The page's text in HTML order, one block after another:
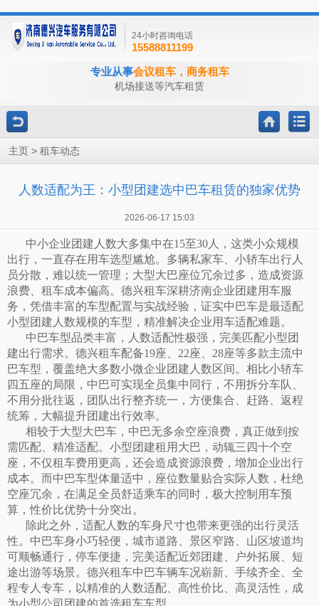
24小时咨询电话
15588811199
专业从事会议租车，商务租车
机场接送等汽车租赁
主页 > 租车动态
人数适配为王：小型团建选中巴车租赁的独家优势
2026-06-17 15:03
中小企业团建人数大多集中在15至30人，这类小众规模
出行，一直存在用车选型尴尬。多辆私家车、小轿车出行人
员分散，难以统一管理；大型大巴座位冗余过多，造成资源
浪费、租车成本偏高。德兴租车深耕济南企业团建用车服
务，凭借丰富的车型配置与实战经验，证实中巴车是最适配
小型团建人数规模的车型，精准解决企业用车适配难题。
中巴车型品类丰富，人数适配性极强，完美匹配小型团
建出行需求。德兴租车配备19座、22座、28座等多款主流中
巴车型，覆盖绝大多数小微企业团建人数区间。相比小轿车
四五座的局限，中巴可实现全员集中同行，不用拆分车队、
不用分批往返，团队出行整齐统一，方便集合、赶路、返程
统筹，大幅提升团建出行效率。
相较于大型大巴车，中巴无多余空座浪费，真正做到按
需匹配、精准适配。小型团建租用大巴，动辄三四十个空
座，不仅租车费用更高，还会造成资源浪费，增加企业出行
成本。而中巴车型体量适中，座位数量贴合实际人数，杜绝
空座冗余，在满足全员舒适乘车的同时，极大控制用车预
算，性价比优势十分突出。
除此之外，适配人数的车身尺寸也带来更强的出行灵活
性。中巴车身小巧轻便，城市道路、景区窄路、山区坡道均
可顺畅通行，停车便捷，完美适配近郊团建、户外拓展、短
途出游等场景。德兴租车中巴车辆车况崭新、手续齐全、全
程专人专车，以精准的人数适配、高性价比、高灵活性，成
为小型公司团建的首选租车车型。